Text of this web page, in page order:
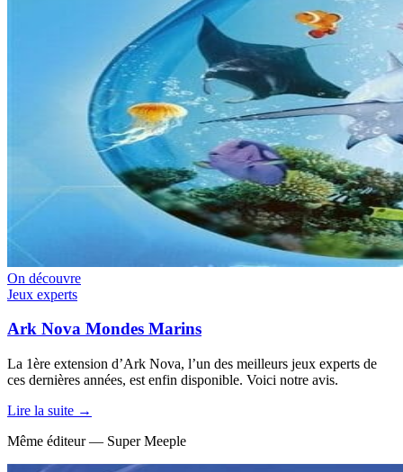
On découvre
Jeux experts
Ark Nova Mondes Marins
La 1ère extension d’Ark Nova, l’un des meilleurs jeux experts de
ces dernières années, est enfin disponible. Voici notre avis.
Lire la suite →
Même éditeur — Super Meeple